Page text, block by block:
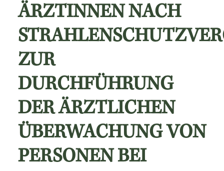
ÄRZTINNEN NACH
ZUR
DURCHFÜHRUNG
DER ÄRZTLICHEN
ÜBERWACHUNG VON
PERSONEN BEI